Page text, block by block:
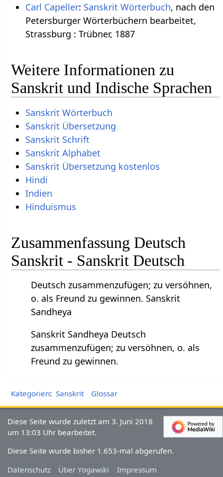
Carl Capeller: Sanskrit Wörterbuch, nach den
Petersburger Wörterbüchern bearbeitet,
Strassburg : Trübner, 1887
Weitere Informationen zu
Sanskrit und Indische Sprachen
Sanskrit Wörterbuch
Sanskrit Übersetzung
Sanskrit Schrift
Sanskrit Alphabet
Sanskrit Übersetzung kostenlos
Hindi
Indien
Hinduismus
Zusammenfassung Deutsch
Sanskrit - Sanskrit Deutsch
Deutsch zusammenzufügen; zu versöhnen,
o. als Freund zu gewinnen. Sanskrit
Sandheya
Sanskrit Sandheya Deutsch
zusammenzufügen; zu versöhnen, o. als
Freund zu gewinnen.
Kategorien: Sanskrit Glossar
Diese Seite wurde zuletzt am 3. Juni 2018
um 13:03 Uhr bearbeitet.
Diese Seite wurde bisher 1.653-mal abgerufen.
Datenschutz
Über Yogawiki Impressum